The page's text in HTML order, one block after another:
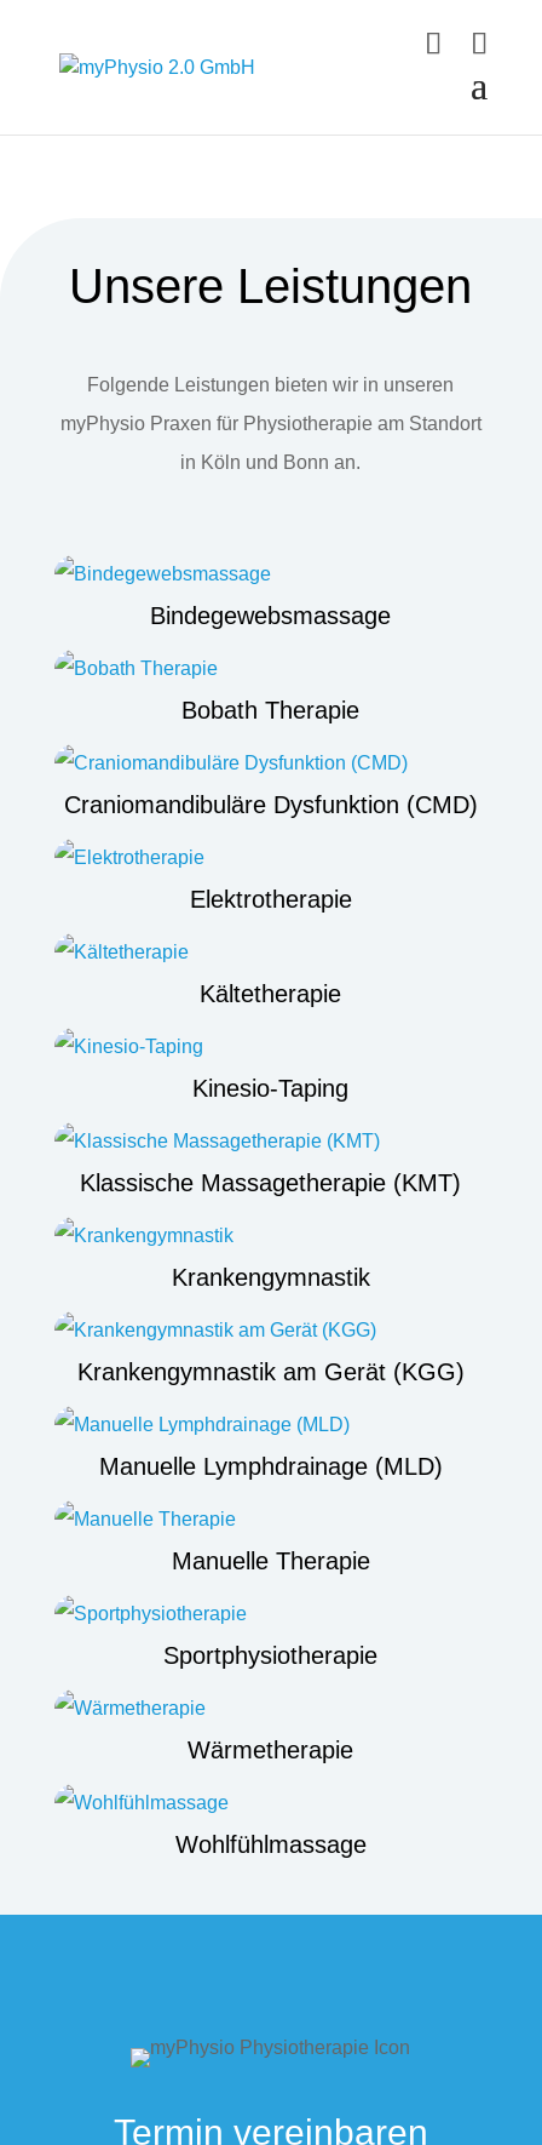
Unsere Leistungen
Folgende Leistungen bieten wir in unseren
myPhysio Praxen für Physiotherapie am Standort
in Köln und Bonn an.
Bindegewebsmassage
Bobath Therapie
Craniomandibuläre Dysfunktion (CMD)
Elektrotherapie
Kältetherapie
Kinesio-Taping
Klassische Massagetherapie (KMT)
Krankengymnastik
Krankengymnastik am Gerät (KGG)
Manuelle Lymphdrainage (MLD)
Manuelle Therapie
Sportphysiotherapie
Wärmetherapie
Wohlfühlmassage
Termin vereinbaren